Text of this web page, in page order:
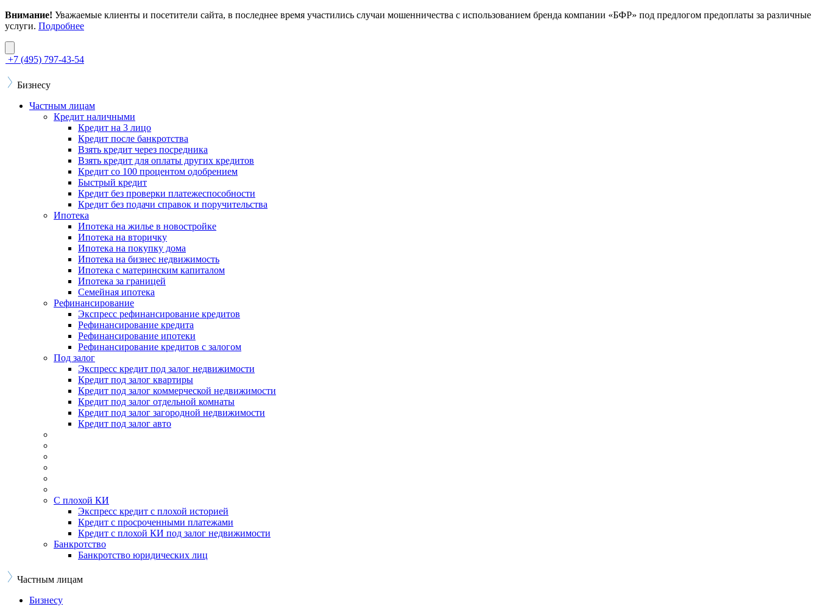
Внимание! Уважаемые клиенты и посетители сайта, в последнее время участились случаи мошенничества с использованием бренда компании «БФР» под предлогом предоплаты за различные
услуги. Подробнее
+7 (495) 797-43-54
Бизнесу
Частным лицам
Кредит наличными
Кредит на 3 лицо
Кредит после банкротства
Взять кредит через посредника
Взять кредит для оплаты других кредитов
Кредит со 100 процентом одобрением
Быстрый кредит
Кредит без проверки платежеспособности
Кредит без подачи справок и поручительства
Ипотека
Ипотека на жилье в новостройке
Ипотека на вторичку
Ипотека на покупку дома
Ипотека на бизнес недвижимость
Ипотека с материнским капиталом
Ипотека за границей
Семейная ипотека
Рефинансирование
Экспресс рефинансирование кредитов
Рефинансирование кредита
Рефинансирование ипотеки
Рефинансирование кредитов с залогом
Под залог
Экспресс кредит под залог недвижимости
Кредит под залог квартиры
Кредит под залог коммерческой недвижимости
Кредит под залог отдельной комнаты
Кредит под залог загородной недвижимости
Кредит под залог авто
С плохой КИ
Экспресс кредит с плохой историей
Кредит с просроченными платежами
Кредит с плохой КИ под залог недвижимости
Банкротство
Банкротство юридических лиц
Частным лицам
Бизнесу